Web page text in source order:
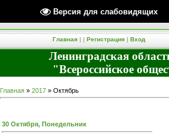
Версия для слабовидящих
Пятница, 07.08.2026, 07:21 Вы вошли какГость| Группа "
Приветствую Вас
Гость
Главная| | Регистрация| Вход
Ленинградская
"Всероссийское
Главная » 2017 » Октябрь
30 Октября, Понедельник